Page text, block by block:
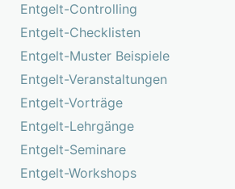
Entgelt-Controlling
Entgelt-Checklisten
Entgelt-Muster Beispiele
Entgelt-Veranstaltungen
Entgelt-Vorträge
Entgelt-Lehrgänge
Entgelt-Seminare
Entgelt-Workshops